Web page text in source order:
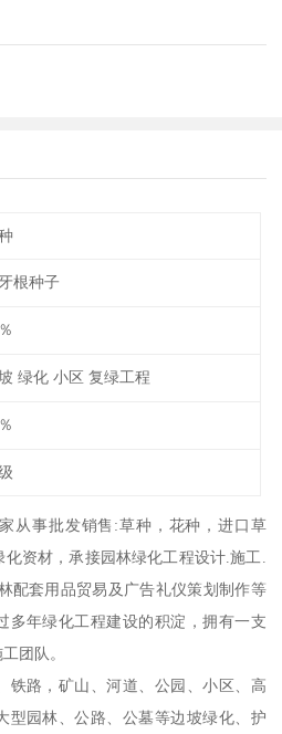
根种子
绿化 小区 复绿工程
从事批发销售:草种，花种，进口草
资材，承接园林绿化工程设计.施工.
配套用品贸易及广告礼仪策划制作等
多年绿化工程建设的积淀，拥有一支
团队。
铁路，矿山、河道、公园、小区、高
型园林、公路、公墓等边坡绿化、护